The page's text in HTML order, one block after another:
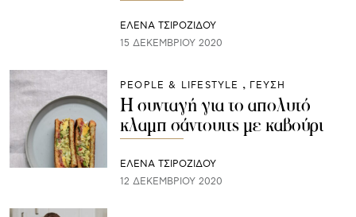
ΈΛΕΝΑ ΤΣΙΡΟΖΊΔΟΥ
15 ΔΕΚΕΜΒΡΊΟΥ 2020
PEOPLE & LIFESTYLE ΓΕΥΣΗ
Η συνταγή για το απολυτό
κλαμπ σάντουιτς με καβούρι
ΈΛΕΝΑ ΤΣΙΡΟΖΊΔΟΥ
12 ΔΕΚΕΜΒΡΊΟΥ 2020